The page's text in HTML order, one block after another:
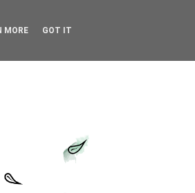
MORE GOT IT